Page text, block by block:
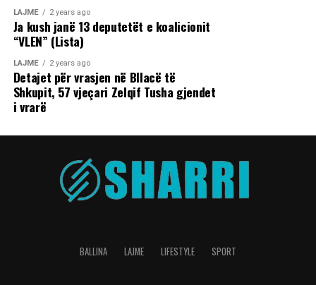
LAJME 2 years ago
Ja kush janë 13 deputetët e koalicionit
“VLEN” (Lista)
LAJME 2 years ago
Detajet për vrasjen në Bllacë të
Shkupit, 57 vjeçari Zelqif Tusha gjendet
i vrarë
BALLINA LAJME LIFESTYLE SPORT